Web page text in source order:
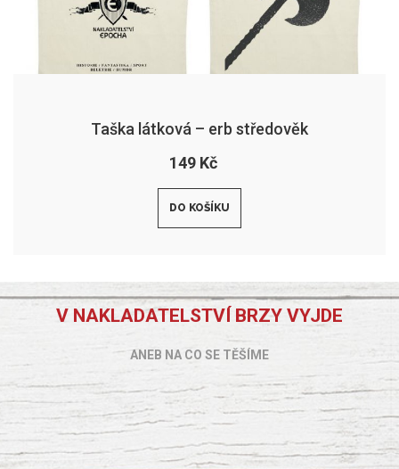
Taška látková – erb středověk
149 Kč
DO KOŠÍKU
V NAKLADATELSTVÍ BRZY VYJDE
ANEB NA CO SE TĚŠÍME